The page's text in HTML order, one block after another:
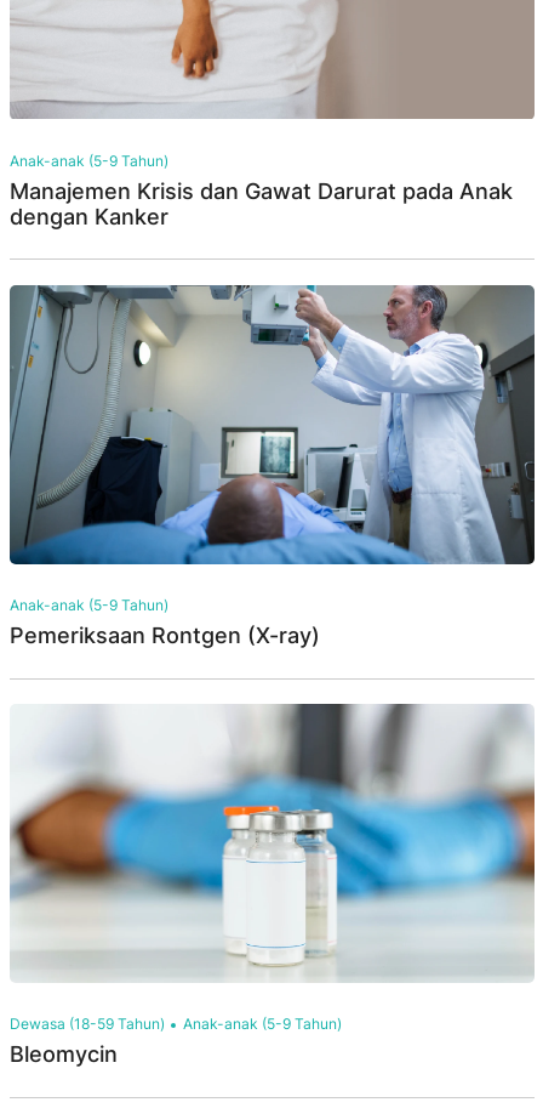
Anak-anak (5-9 Tahun)
Manajemen Krisis dan Gawat Darurat pada Anak
dengan Kanker
Anak-anak (5-9 Tahun)
Pemeriksaan Rontgen (X-ray)
Dewasa (18-59 Tahun) Anak-anak (5-9 Tahun)
Bleomycin